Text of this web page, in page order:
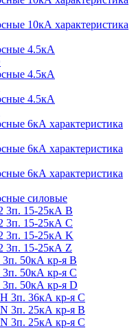
10кА характеристика
4.5кА
4.5кА
4.5кА
6кА характеристика
6кА характеристика
6кА характеристика
силовые
3п. 15-25кА B
3п. 15-25кА C
3п. 15-25кА K
3п. 15-25кА Z
50кА кр-я B
50кА кр-я C
50кА кр-я D
3п. 36кА кр-я C
3п. 25кА кр-я B
3п. 25кА кр-я C